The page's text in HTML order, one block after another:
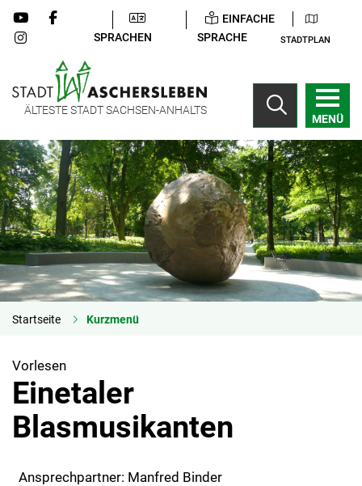
SPRACHEN
EINFACHE
SPRACHE
STADTPLAN
ÄLTESTE STADT SACHSEN-ANHALTS
MENÜ
Startseite Kurzmenü
Vorlesen
Einetaler
Blasmusikanten
Ansprechpartner: Manfred Binder